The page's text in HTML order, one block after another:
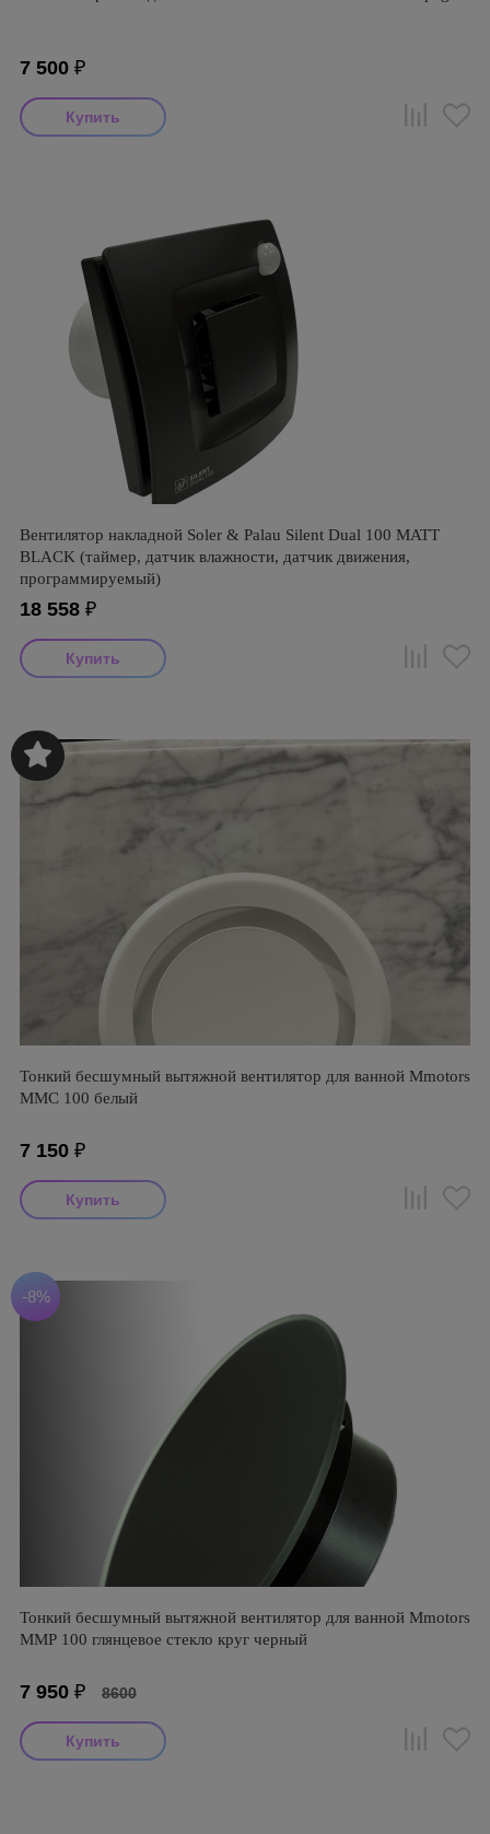
7 500 ₽
Вентилятор накладной Soler & Palau Silent Dual 100 MATT
BLACK (таймер, датчик влажности, датчик движения,
программируемый)
18 558 ₽
Тонкий бесшумный вытяжной вентилятор для ванной Mmotors
ММC 100 белый
7 150 ₽
-8%
Тонкий бесшумный вытяжной вентилятор для ванной Mmotors
ММР 100 глянцевое стекло круг черный
7 950 ₽ 8600